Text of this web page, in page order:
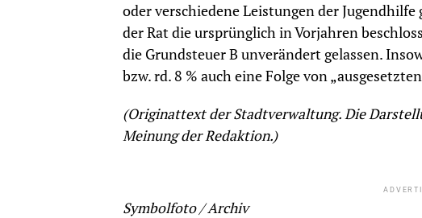
oder verschiedene Leistungen der
der Rat die ursprünglich in Vorjahren
die Grundsteuer B unverändert gelassen.
bzw. rd. 8 % auch eine Folge von
(Originattext der Stadtverwaltung. Die
Meinung der Redaktion.)
Symbolfoto / Archiv